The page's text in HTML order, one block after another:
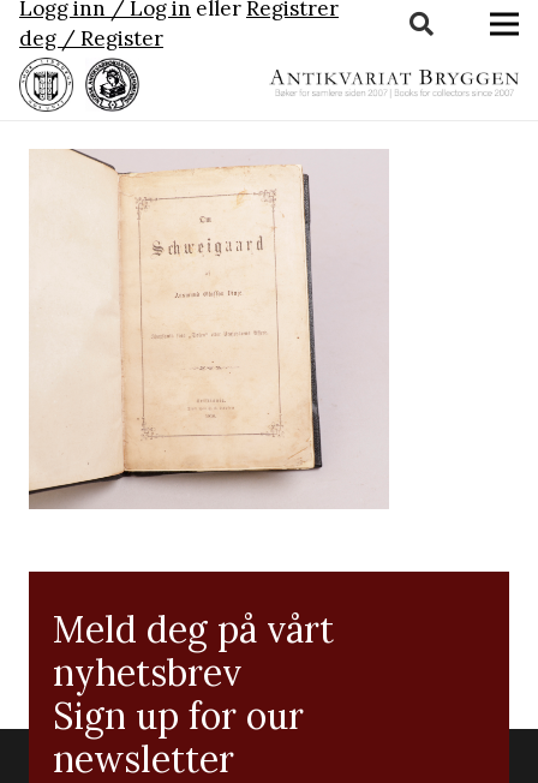
Logg inn / Log in ellerRegistrer
deg / Register
Meld deg på vårt
nyhetsbrev
Sign up for our
newsletter